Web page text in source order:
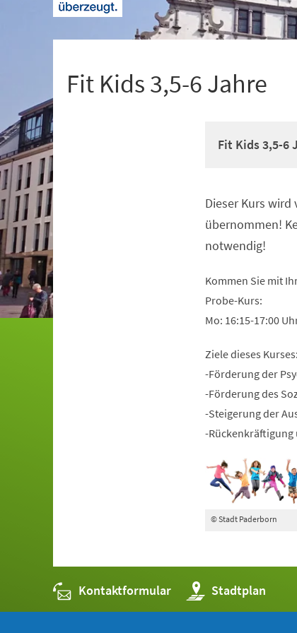
Fit Kids 3,5-6 Jahre
Fit Kids 3,5-6
Dieser Kurs
übernommen!
notwendig!
Kommen Sie mit
Probe-Kurs:
Mo: 16:15-17:00
Ziele dieses Kurses:
-Förderung der
-Förderung des
-Steigerung der
-
© Stadt Paderborn
Kontaktformular Stadtplan
(Öffnet
in
einem